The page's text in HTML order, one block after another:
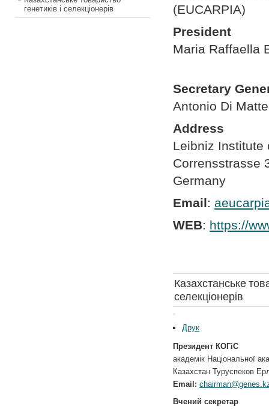
генетиків і селекціонерів
(EUCARPIA)
President
Maria Raffaella
Secretary
Antonio Di
Address
Leibniz Institute
Corrensstrasse
Germany
Email :
WEB: https://
Казахстанське
селекціонерів
Друк
Президент КОГіС
академік Національної
Казахстан Туруспеков
Email:
Вчений секретар